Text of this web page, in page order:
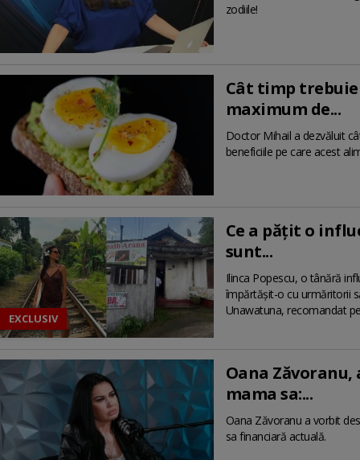
zodiile!
Cât timp
maximum de...
Doctor Mihail a dezvăluit
beneficiile pe care acest
EXCLUSIV
Ce a pățit o
sunt...
Ilinca Popescu, o tânără
împărtășit-o cu urmăritorii
Unawatuna, recomandat
Oana
mama sa:...
Oana Zăvoranu a vorbit
sa financiară actuală.